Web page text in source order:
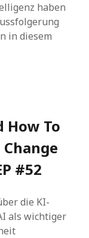
haben
in diesem
How To
#52
die KI-
als wichtiger